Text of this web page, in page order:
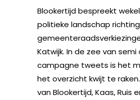
Blookertijd bespreekt
politieke landschap
Katwijk. In de zee van semi
campagne tweets is het
het overzicht kwijt te
van Blookertijd, Kaas, Ruis